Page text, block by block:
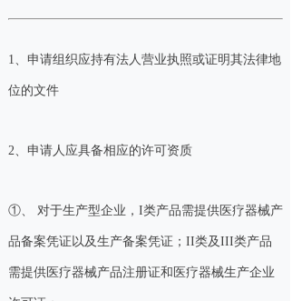
1、申请组织应持有法人营业执照或证明其法律地
位的文件
2、申请人应具备相应的许可资质
①、 对于生产型企业，I类产品需提供医疗器械产
品备案凭证以及生产备案凭证；II类及III类产品
需提供医疗器械产品注册证和医疗器械生产企业